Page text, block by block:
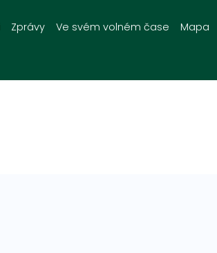
Zprávy Ve svém volném čase Mapa